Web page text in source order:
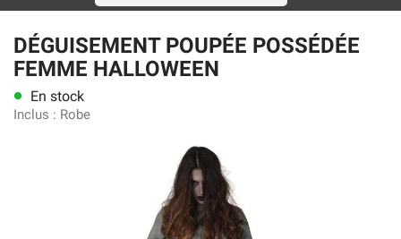
DÉGUISEMENT POUPÉE POSSÉDÉE
FEMME HALLOWEEN
lens En stock
Inclus : Robe